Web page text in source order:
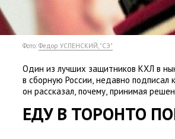
Фото: Федор УСПЕНСКИЙ, "СЭ"
Один из лучших защитников КХЛ в
в сборную России, недавно подписал
он рассказал, почему, принимая
ЕДУ В ТОРОНТО